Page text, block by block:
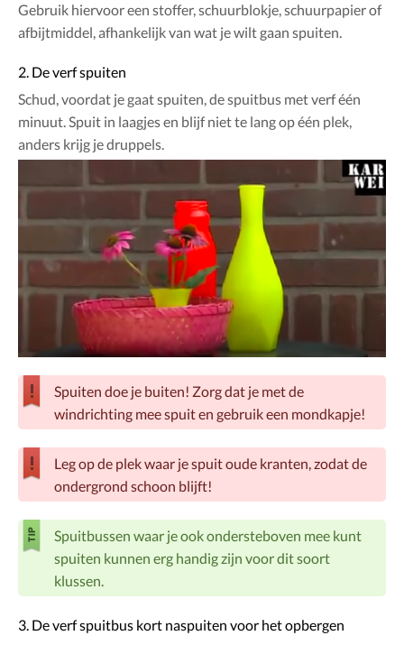
Gebruik hiervoor een stoffer, schuurblokje, schuurpapier of
afbijtmiddel, afhankelijk van wat je wilt gaan spuiten.
2. De verf spuiten
Schud, voordat je gaat spuiten, de spuitbus met verf één
minuut. Spuit in laagjes en blijf niet te lang op één plek,
anders krijg je druppels.
Spuiten doe je buiten! Zorg dat je met de
windrichting mee spuit en gebruik een mondkapje!
Leg op de plek waar je spuit oude kranten, zodat de
ondergrond schoon blijft!
Spuitbussen waar je ook ondersteboven mee kunt
spuiten kunnen erg handig zijn voor dit soort
klussen.
3. De verf spuitbus kort naspuiten voor het opbergen